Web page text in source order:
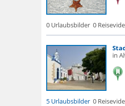
0 Urlaubsbilder 0
in
5 Urlaubsbilder 0